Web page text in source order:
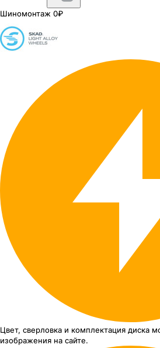
Шиномонтаж 0₽
Цвет, сверловка и комплектация диска
изображения на сайте.